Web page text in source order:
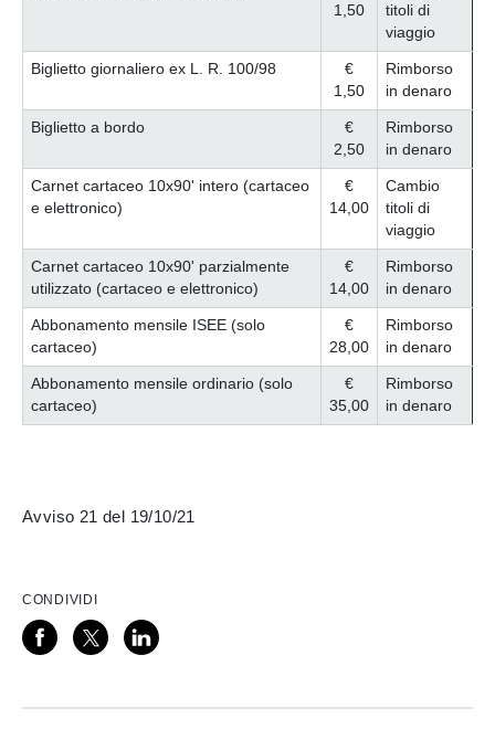
1,50
titoli di
viaggio
Biglietto giornaliero ex L. R. 100/98
€
1,50
Rimborso
in denaro
Biglietto a bordo
€
2,50
Rimborso
in denaro
Carnet cartaceo 10x90' intero (cartaceo
e elettronico)
€
14,00
Cambio
titoli di
viaggio
Carnet cartaceo 10x90' parzialmente
utilizzato (cartaceo e elettronico)
€
14,00
Rimborso
in denaro
Abbonamento mensile ISEE (solo
cartaceo)
€
28,00
Rimborso
in denaro
Abbonamento mensile ordinario (solo
cartaceo)
€
35,00
Rimborso
in denaro
Avviso 21 del 19/10/21
CONDIVIDI